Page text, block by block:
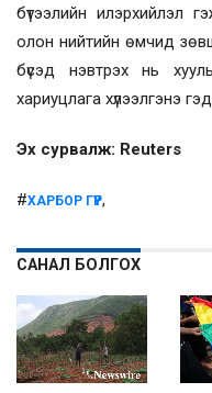
бүтээлийн илэрхийлэл
олон нийтийн өмчид
бүсэд нэвтрэх нь
хариуцлага хүлээлгэнэ
Эх сурвалж: Reuters
#ХАРБОР ГҮҮР,
САНАЛ БОЛГОХ